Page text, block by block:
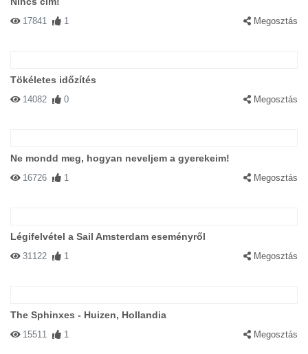
17841 1 Megosztás
Tökéletes időzítés
14082 0 Megosztás
Ne mondd meg, hogyan neveljem a gyerekeim!
16726 1 Megosztás
Légifelvétel a Sail Amsterdam eseményről
31122 1 Megosztás
The Sphinxes - Huizen, Hollandia
15511 1 Megosztás